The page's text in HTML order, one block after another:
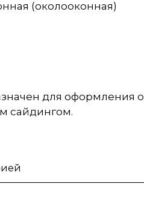
(околооконная)
для оформления
сайдингом.